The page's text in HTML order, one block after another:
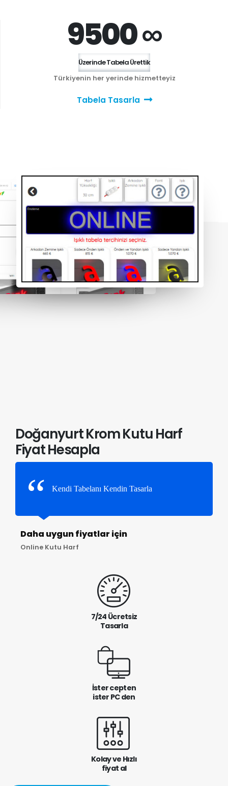
9500 ∞
Üzerinde Tabela Ürettik
Türkiyenin her yerinde hizmetteyiz
Tabela Tasarla
Doğanyurt Krom Kutu Harf
Fiyat Hesapla
Kendi Tabelanı Kendin Tasarla
Daha uygun fiyatlar için
Online Kutu Harf
7/24 Ücretsiz
Tasarla
İster cepten
ister PC den
Kolay ve Hızlı
fiyat al